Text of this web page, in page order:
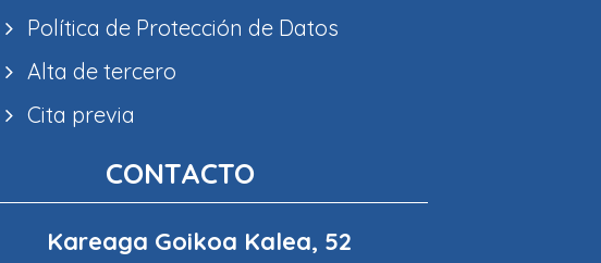
Política de Protección de Datos
Alta de tercero
Cita previa
CONTACTO
Kareaga Goikoa Kalea, 52